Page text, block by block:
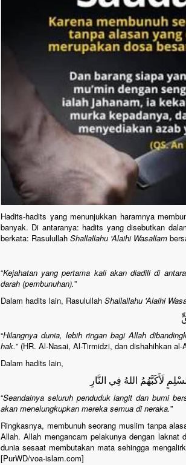
Hadits-hadits yang menunjukkan haramnya
banyak. Di antaranya: hadits yang disebutkan
berkata: Rasulullah Shallallahu 'Alaihi Wasallam
“Kejahatan yang pertama kali akan diadili di
darah (pembunuhan).”
Dalam hadits lain, Rasulullah Shallallahu 'Alaihi
“Hilangnya dunia, lebih ringan bagi Allah
hak.” (HR. Al-Nasai, Al-Tirmidzi, dan dishahihkan al-
Dalam hadits lain,
لَأَكَبَّهُمُ اللهُ فِي النَّارِ
“Seandainya seluruh penduduk langit dan bumi
akan menelungkupkan mereka semua di neraka.”
Ringkasnya, membunuh seorang muslim tanpa
Allah. Allah mengancam pelakunya dengan laknat
dunia sesaat membutakan mata sehingga
[PurWD/voa-islam.com]